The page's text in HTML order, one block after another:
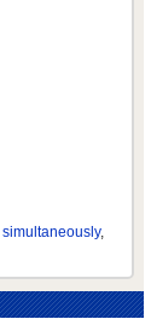
simultaneously,